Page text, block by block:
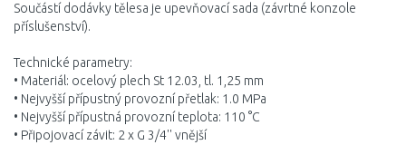
Součástí dodávky tělesa je upevňovací sada (závrtné konzole
příslušenství).
Technické parametry:
• Materiál: ocelový plech St 12.03, tl. 1,25 mm
• Nejvyšší přípustný provozní přetlak: 1.0 MPa
• Nejvyšší přípustná provozní teplota: 110 °C
• Připojovací závit: 2 x G 3/4'' vnější